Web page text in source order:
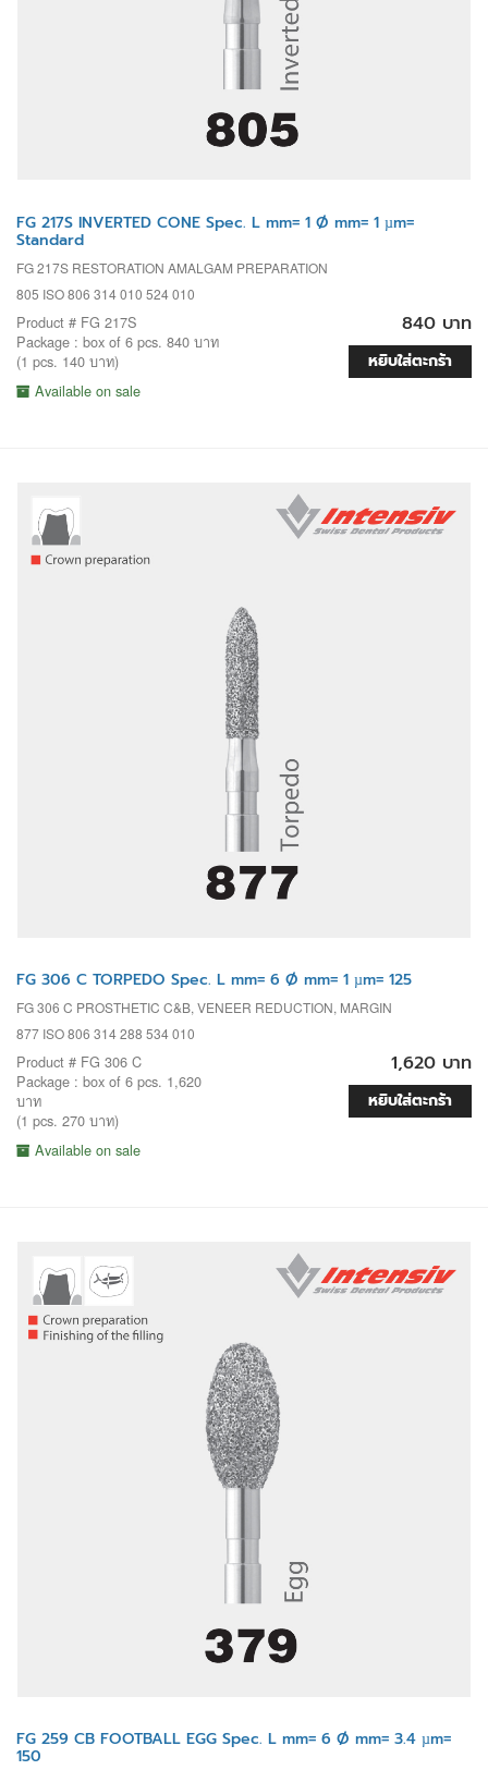
FG 217S INVERTED CONE Spec. L mm= 1 Ø mm= 1 µm=
Standard
FG 217S RESTORATION AMALGAM PREPARATION
805 ISO 806 314 010 524 010
Product # FG 217S
Package : box of 6 pcs. 840 บาท
(1 pcs. 140 บาท)
Available on sale
840 บาท
หยิบใส่ตะกร้า
FG 306 C TORPEDO Spec. L mm= 6 Ø mm= 1 µm= 125
FG 306 C PROSTHETIC C&B, VENEER REDUCTION, MARGIN
877 ISO 806 314 288 534 010
Product # FG 306 C
Package : box of 6 pcs. 1,620
บาท
(1 pcs. 270 บาท)
Available on sale
1,620 บาท
หยิบใส่ตะกร้า
FG 259 CB FOOTBALL EGG Spec. L mm= 6 Ø mm= 3.4 µm=
150